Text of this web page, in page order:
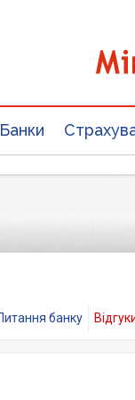
Банки
Питання банку